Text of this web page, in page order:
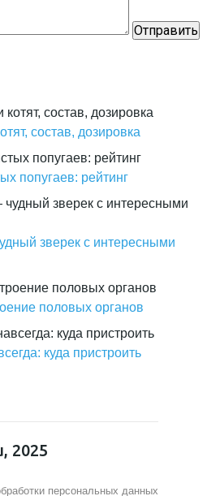
состав, дозировка
попугаев: рейтинг
зверек с интересными
половых органов
куда пристроить
2025
персональных данных